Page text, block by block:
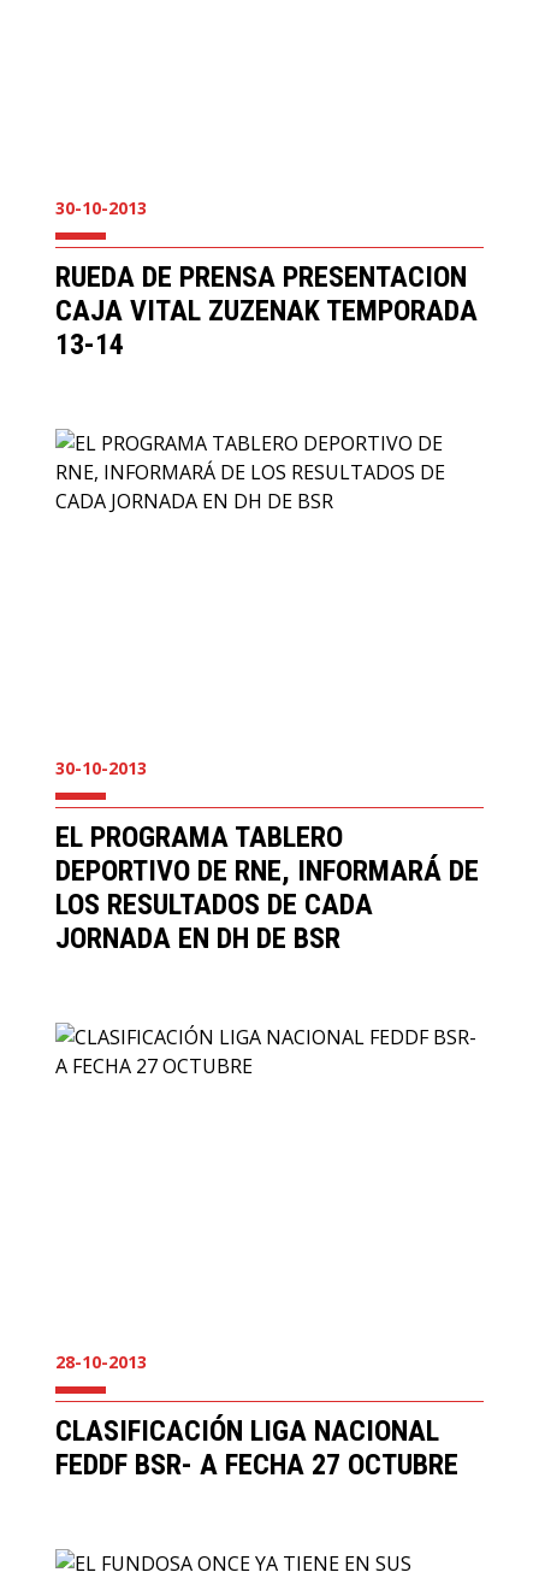
30-10-2013
RUEDA DE PRENSA PRESENTACION
CAJA VITAL ZUZENAK TEMPORADA
13-14
30-10-2013
EL PROGRAMA TABLERO
DEPORTIVO DE RNE, INFORMARÁ DE
LOS RESULTADOS DE CADA
JORNADA EN DH DE BSR
28-10-2013
CLASIFICACIÓN LIGA NACIONAL
FEDDF BSR- A FECHA 27 OCTUBRE